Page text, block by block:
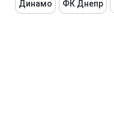
Динамо ФК Днепр